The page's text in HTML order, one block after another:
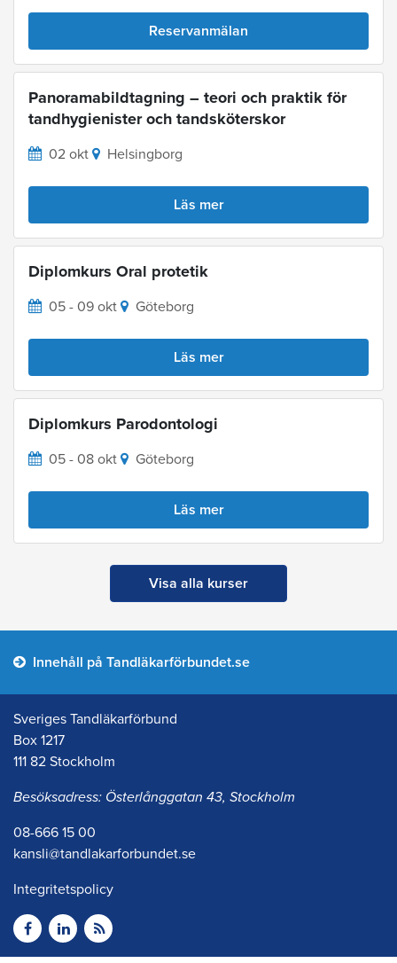
Reservanmälan
Panoramabildtagning – teori och praktik för
tandhygienister och tandsköterskor
02 okt Helsingborg
Läs mer
Diplomkurs Oral protetik
05 - 09 okt Göteborg
Läs mer
Diplomkurs Parodontologi
05 - 08 okt Göteborg
Läs mer
Visa alla kurser
Innehåll på Tandläkarförbundet.se
Sveriges Tandläkarförbund
Box 1217
111 82 Stockholm
Besöksadress: Österlånggatan 43, Stockholm
08-666 15 00
kansli@tandlakarforbundet.se
Integritetspolicy